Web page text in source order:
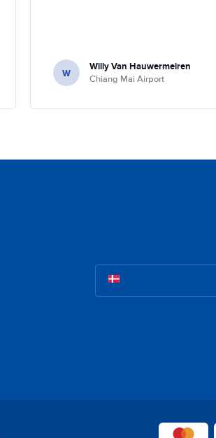
W Willy Van Hauwermeiren
Chiang Mai Airport